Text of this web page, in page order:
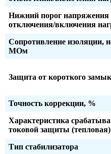
Нижний порог напряжения
отключения/включения
Сопротивление изоляции,
МОм
Защита от короткого
Точность коррекции, %
Характеристика
токовой защиты (тепловая)
Тип стабилизатора